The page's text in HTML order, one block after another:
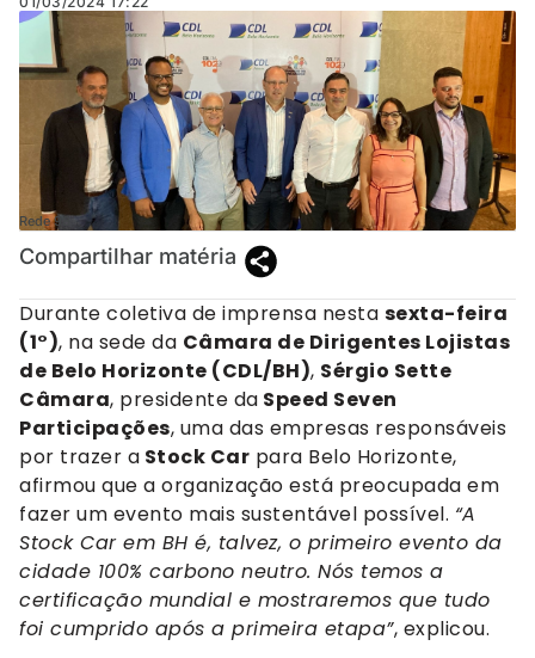
Rede 98
Compartilhar matéria
Durante coletiva de imprensa nesta sexta-feira
(1°), na sede da Câmara de Dirigentes Lojistas
de Belo Horizonte (CDL/BH), Sérgio Sette
Câmara, presidente da Speed Seven
Participações, uma das empresas responsáveis
por trazer a Stock Car para Belo Horizonte,
afirmou que a organização está preocupada em
fazer um evento mais sustentável possível. “A
Stock Car em BH é, talvez, o primeiro evento da
cidade 100% carbono neutro. Nós temos a
certificação mundial e mostraremos que tudo
foi cumprido após a primeira etapa”, explicou.